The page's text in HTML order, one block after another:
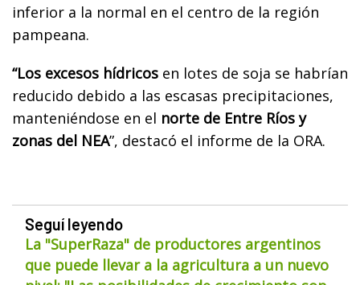
inferior a la normal en el centro de la región
pampeana.
“Los excesos hídricos en lotes de soja se habrían
reducido debido a las escasas precipitaciones,
manteniéndose en el norte de Entre Ríos y
zonas del NEA”, destacó el informe de la ORA.
Seguí leyendo
La "SuperRaza" de productores argentinos
que puede llevar a la agricultura a un nuevo